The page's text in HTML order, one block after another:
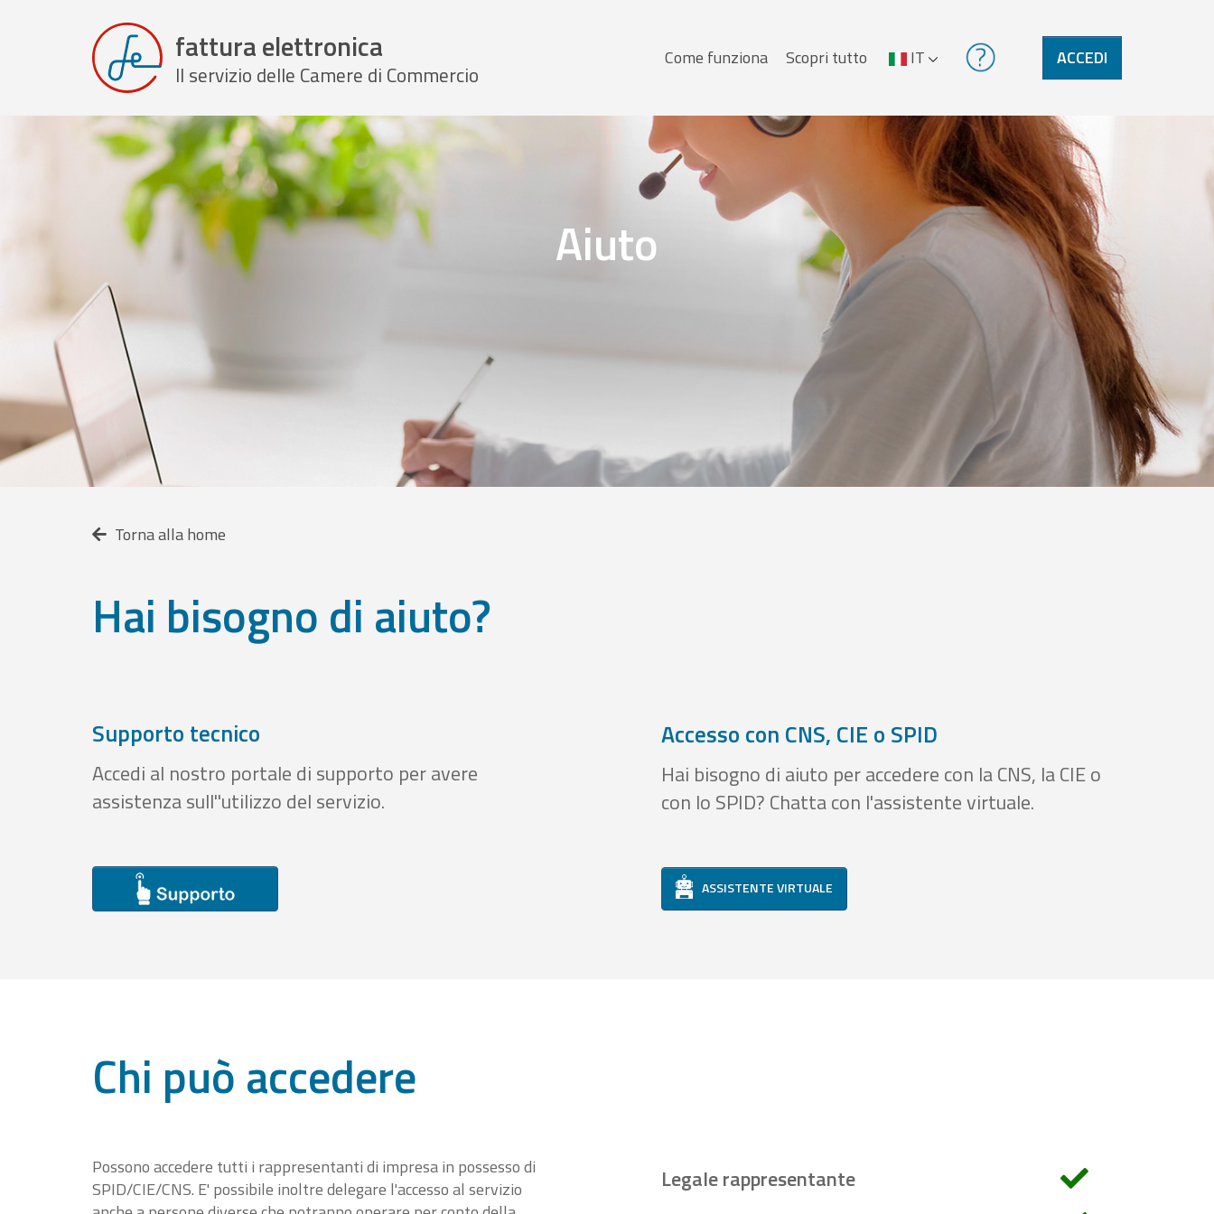
fattura elettronica
Il servizio delle Camere di Commercio Menu
Come funziona Scopri tutto IT ACCEDI
Aiuto
Torna alla home
Hai bisogno di aiuto?
Supporto tecnico
Accedi al nostro portale di supporto per avere
assistenza sull''utilizzo del servizio.
Accesso con CNS, CIE o SPID
Hai bisogno di aiuto per accedere con la CNS, la CIE o
con lo SPID? Chatta con l'assistente virtuale.
ASSISTENTE VIRTUALE
Chi può accedere
Possono accedere tutti i rappresentanti di impresa in possesso di
SPID/CIE/CNS. E' possibile inoltre delegare l'accesso al servizio
Legale rappresentante